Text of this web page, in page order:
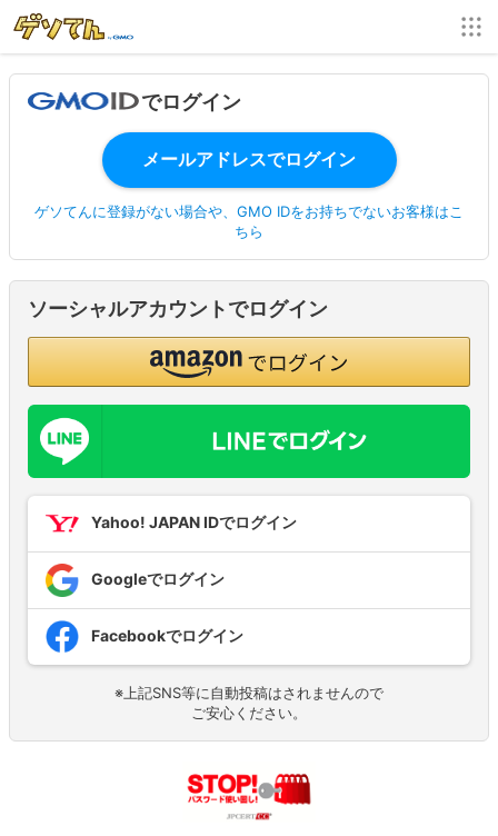
でログイン
ゲソてんに登録がない場合や、GMO IDをお持ちでないお客様はこ
ちら
ソーシャルアカウントでログイン
Yahoo! JAPAN IDでログイン
Googleでログイン
Facebookでログイン
※上記SNS等に自動投稿はされませんので
ご安心ください。